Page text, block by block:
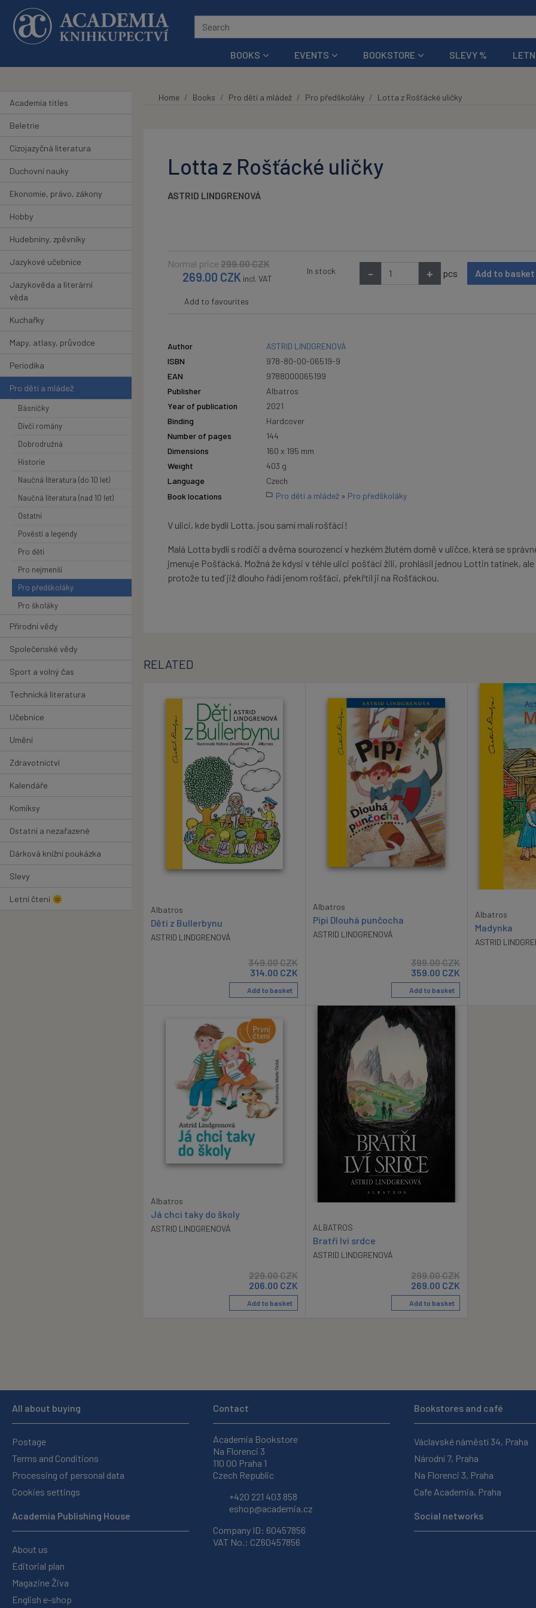
Skip to main content
BOOKS EVENTS BOOKSTORE SLEVY %
Academia titles
Beletrie
Cizojazyčná literatura
Duchovní nauky
Ekonomie, právo, zákony
Hobby
Hudebniny, zpěvníky
Jazykové učebnice
Jazykověda a literární
věda
Kuchařky
Mapy, atlasy, průvodce
Periodika
Pro děti a mládež
Básničky
Dívčí romány
Dobrodružná
Historie
Naučná literatura (do 10 let)
Naučná literatura (nad 10 let)
Ostatní
Pověsti a legendy
Pro děti
Pro nejmenší
Pro předškoláky
Pro školáky
Přírodní vědy
Společenské vědy
Sport a volný čas
Technická literatura
Učebnice
Umění
Zdravotnictví
Kalendáře
Komiksy
Ostatní a nezařazené
Dárková knižní poukázka
Slevy
Letní čtení 🌞
Home Books Pro děti a mládež Pro předškoláky Lotta z Rošťácké uličky
Lotta z Rošťácké uličky
ASTRID LINDGRENOVÁ
Normal price 299.00CZK
269.00 CZK incl. VAT
In stock - + pcs Add to basket
Add to favourites
Author
ASTRID LINDGRENOVÁ
ISBN
978-80-00-06519-9
EAN
9788000065199
Publisher
Albatros
Year of publication
2021
Binding
Hardcover
Number of pages
144
Dimensions
160 x 195 mm
Weight
403 g
Language
Czech
Book locations
Pro děti a mládež » Pro předškoláky
V ulici, kde bydlí Lotta, jsou samí malí rošťáci!
Malá Lotta bydlí s rodiči a dvěma sourozenci v hezkém žlutém domě v uličce, která se
jmenuje Pošťácká. Možná že kdysi v téhle ulici pošťáci žili, prohlásil jednou Lottin tatínek, ale
protože tu teď již dlouho řádí jenom rošťáci, překřtil ji na Rošťáckou.
RELATED
Albatros
Děti z Bullerbynu
ASTRID LINDGRENOVÁ
349.00CZK
314.00 CZK
Add to basket
Albatros
Pipi Dlouhá punčocha
ASTRID LINDGRENOVÁ
399.00CZK
359.00 CZK
Add to basket
Albatros
Madynka
ASTRID
Albatros
Já chci taky do školy
ASTRID LINDGRENOVÁ
229.00CZK
206.00 CZK
Add to basket
ALBATROS
Bratři lví srdce
ASTRID LINDGRENOVÁ
299.00CZK
269.00 CZK
Add to basket
All about buying
Postage
Terms and Conditions
Processing of personal data
Cookies settings
Academia Publishing House
About us
Editorial plan
Magazine Živa
English e-shop
Contact
Academia Bookstore
Na Florenci 3
110 00 Praha 1
Czech Republic
+420 221 403 858
eshop@academia.cz
Company ID: 60457856
VAT No.: CZ60457856
Bookstores and café
Václavské náměstí 34, Praha
Národní 7, Praha
Na Florenci 3, Praha
Cafe Academia, Praha
Social networks